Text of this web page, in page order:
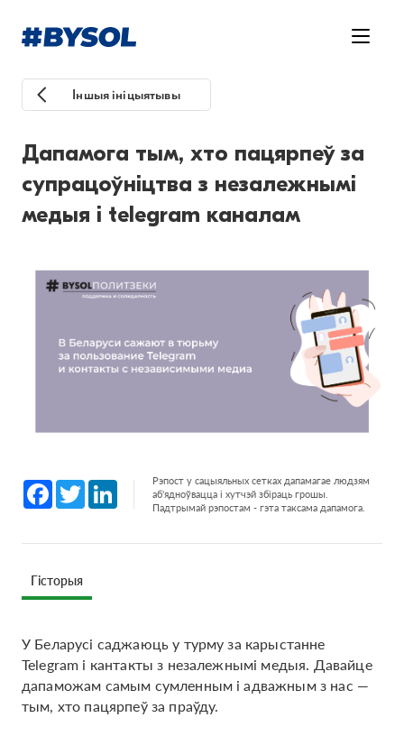
Іншыя ініцыятывы
Дапамога тым, хто пацярпеў за
супрацоўніцтва з незалежнымі
медыя і telegram каналам
Facebook
Twitter LinkedInРэпост у сацыяльных сетках дапамагае людзям
аб'ядноўвацца і хутчэй збіраць грошы.
Падтрымай рэпостам - гэта таксама дапамога.
Гісторыя
У Беларусі саджаюць у турму за карыстанне
Telegram і кантакты з незалежнымі медыя. Давайце
дапаможам самым сумленным і адважным з нас —
тым, хто пацярпеў за праўду.